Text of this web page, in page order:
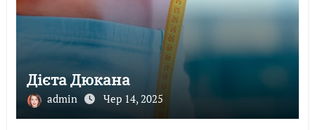
Дієта Дюкана
admin Чер 14, 2025